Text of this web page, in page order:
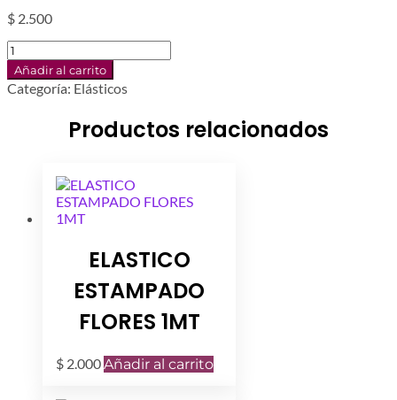
$ 2.500
ELASTICO
INDU
SALMON
1MT
Añadir al carrito
Categoría: Elásticos
Productos relacionados
ELASTICO
ESTAMPADO
FLORES 1MT
$ 2.000Añadir al carrito